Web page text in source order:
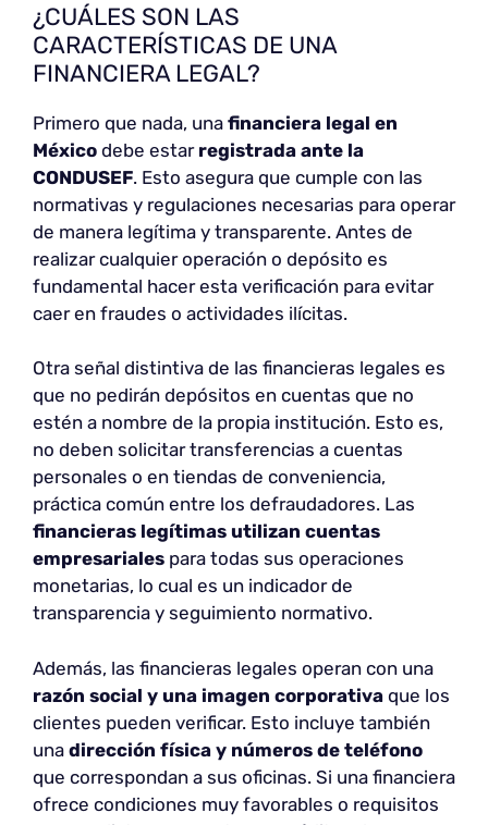
¿CUÁLES SON LAS
CARACTERÍSTICAS DE UNA
FINANCIERA LEGAL?
Primero que nada, una financiera legal en
México debe estar registrada ante la
CONDUSEF. Esto asegura que cumple con las
normativas y regulaciones necesarias para operar
de manera legítima y transparente. Antes de
realizar cualquier operación o depósito es
fundamental hacer esta verificación para evitar
caer en fraudes o actividades ilícitas.
Otra señal distintiva de las financieras legales es
que no pedirán depósitos en cuentas que no
estén a nombre de la propia institución. Esto es,
no deben solicitar transferencias a cuentas
personales o en tiendas de conveniencia,
práctica común entre los defraudadores. Las
financieras legítimas utilizan cuentas
empresariales para todas sus operaciones
monetarias, lo cual es un indicador de
transparencia y seguimiento normativo.
Además, las financieras legales operan con una
razón social y una imagen corporativa que los
clientes pueden verificar. Esto incluye también
una dirección física y números de teléfono
que correspondan a sus oficinas. Si una financiera
ofrece condiciones muy favorables o requisitos